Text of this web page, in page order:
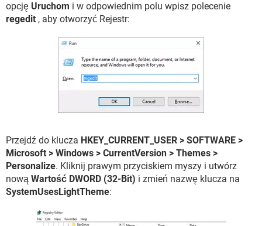
opcję Uruchom i w odpowiednim polu wpisz polecenie
regedit , aby otworzyć Rejestr:
Przejdź do klucza HKEY_CURRENT_USER > SOFTWARE >
Microsoft > Windows > CurrentVersion > Themes >
Personalize. Kliknij prawym przyciskiem myszy i utwórz
nową Wartość DWORD (32-Bit) i zmień nazwę klucza na
SystemUsesLightTheme: